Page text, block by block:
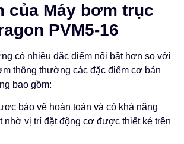
của Máy bơm trục
PVM5-16
có nhiều đặc điểm nổi bật hơn so với
thông thường các đặc điểm cơ bản
bao gồm:
bảo vệ hoàn toàn và có khả năng
nhờ vị trí đặt động cơ được thiết ké trên